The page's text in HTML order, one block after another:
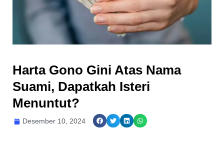
Harta Gono Gini Atas Nama
Suami, Dapatkah Isteri
Menuntut?
Desember 10, 2024